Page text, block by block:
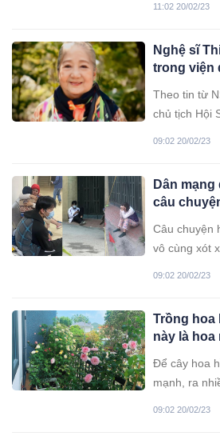
không dể
11:02 20/02/23
Nghệ sĩ
trong viện
Theo tin từ
chủ tịch Hội
lão Nghệ sĩ
09:02 20/02/23
Dân
câu
ra khỏi
thịt con”
Câu chuyện
vô cùng xót
09:02 20/02/23
Trồng hoa
này là hoa
Để cây hoa
mạnh, ra
09:02 20/02/23